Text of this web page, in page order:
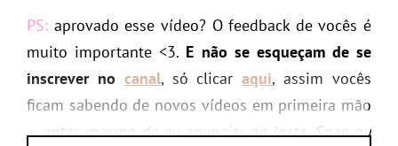
PS: aprovado esse vídeo? O feedback de vocês é
muito importante <3. E não se esqueçam de se
inscrever no canal, só clicaraqui, assim vocês
ficam sabendo de novos vídeos em primeira mão
–antes mesmo de eu anunciar no Insta, Snap ou